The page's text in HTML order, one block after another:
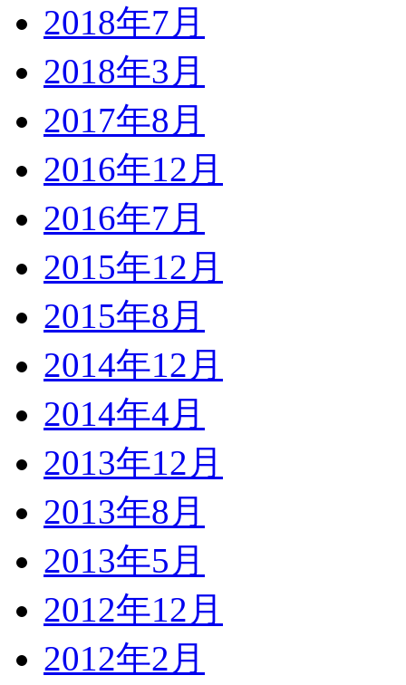
2018年7月
2018年3月
2017年8月
2016年12月
2016年7月
2015年12月
2015年8月
2014年12月
2014年4月
2013年12月
2013年8月
2013年5月
2012年12月
2012年2月